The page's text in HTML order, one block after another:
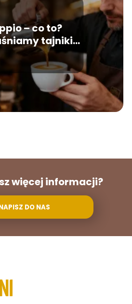
– co to?
tajniki
espresso
więcej informacji?
DO NAS